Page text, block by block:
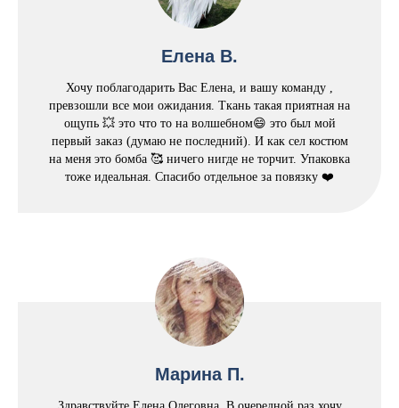
Елена В.
Хочу поблагодарить Вас Елена, и вашу команду ,
превзошли все мои ожидания. Ткань такая приятная на
ощупь 💥 это что то на волшебном😄 это был мой
первый заказ (думаю не последний). И как сел костюм
на меня это бомба 🥰 ничего нигде не торчит. Упаковка
тоже идеальная. Спасибо отдельное за повязку ❤️
Марина П.